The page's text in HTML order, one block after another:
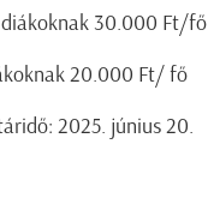
30.000 Ft/fő
20.000 Ft/ fő
2025. június 20.